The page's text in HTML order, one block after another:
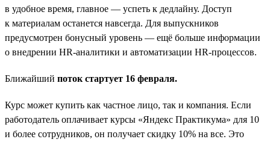
в удобное время, главное — успеть к дедлайну. Доступ
к материалам останется навсегда. Для выпускников
предусмотрен бонусный уровень — ещё больше информации
о внедрении HR-аналитики и автоматизации HR-процессов.
Ближайший поток стартует 16 февраля.
Курс может купить как частное лицо, так и компания. Если
работодатель оплачивает курсы «Яндекс Практикума» для 10
и более сотрудников, он получает скидку 10% на все. Это